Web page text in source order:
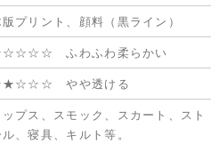
プリント、顔料（黒ライン）
ふわふわ柔らかい
やや透ける
ップス、スモック、スカート、スト
ル、寝具、キルト等。